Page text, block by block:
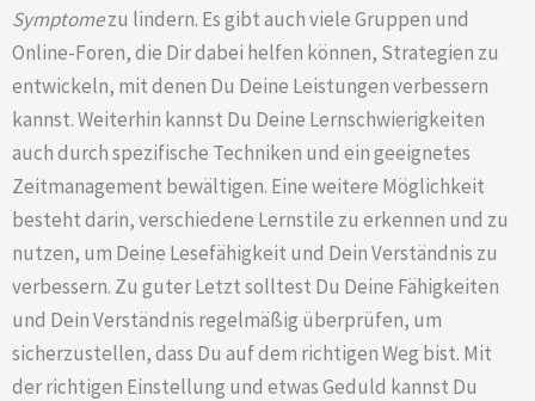
Symptomezu lindern. Es gibt auch viele Gruppen und
Online-Foren, die Dir dabei helfen können, Strategien zu
entwickeln, mit denen Du Deine Leistungen verbessern
kannst. Weiterhin kannst Du Deine Lernschwierigkeiten
auch durch spezifische Techniken und ein geeignetes
Zeitmanagement bewältigen. Eine weitere Möglichkeit
besteht darin, verschiedene Lernstile zu erkennen und zu
nutzen, um Deine Lesefähigkeit und Dein Verständnis zu
verbessern. Zu guter Letzt solltest Du Deine Fähigkeiten
und Dein Verständnis regelmäßig überprüfen, um
sicherzustellen, dass Du auf dem richtigen Weg bist. Mit
der richtigen Einstellung und etwas Geduld kannst Du